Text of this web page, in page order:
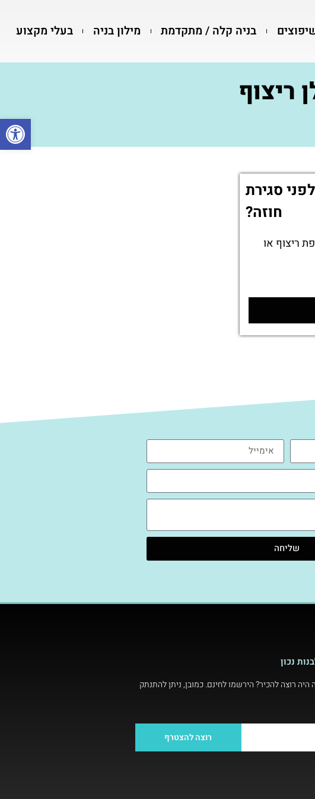
פתח
בניה קלה / מתקדמת מילון בניה בעלי מקצוע
ריצוף
סגירת
חוזה?
ריצוף או
שליחה
נכון
היה רוצה להכיר? הירשמו לחינם. כמובן, ניתן להתנתק
רוצה להצטרף